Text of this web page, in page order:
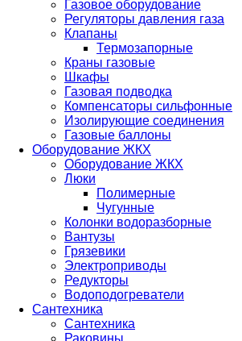
Газовое оборудование
Регуляторы давления газа
Клапаны
Термозапорные
Краны газовые
Шкафы
Газовая подводка
Компенсаторы сильфонные
Изолирующие соединения
Газовые баллоны
Оборудование ЖКХ
Оборудование ЖКХ
Люки
Полимерные
Чугунные
Колонки водоразборные
Вантузы
Грязевики
Электроприводы
Редукторы
Водоподогреватели
Сантехника
Сантехника